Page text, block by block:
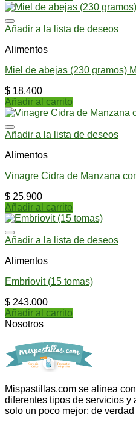
Añadir a la lista de deseos
Alimentos
Miel de abejas (230 gramos)
$ 18.400
Añadir al carrito
Añadir a la lista de deseos
Alimentos
Vinagre Cidra de Manzana
$ 25.900
Añadir al carrito
Añadir a la lista de deseos
Alimentos
Embriovit (15 tomas)
$ 243.000
Añadir al carrito
Nosotros
Mispastillas.com se alinea
diferentes tipos de servicios y
solo un poco mejor; de